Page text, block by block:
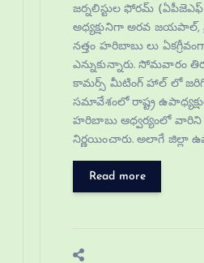
జర్నలిస్టుల ఫోరమ్
అధ్యక్షునిగా అరవ జయపాల్,
నత్తం హరిబాబు లు
ఎన్నుకున్నారు. సోమవారం
కామర్స్ మీటింగ్ హాల్ లో
సమావేశంలో రాష్ట్ర
హరిబాబు ఆధ్వర్యంలో వారిని
నిర్ణయించారు. అలాగే జిల్లా
Read more